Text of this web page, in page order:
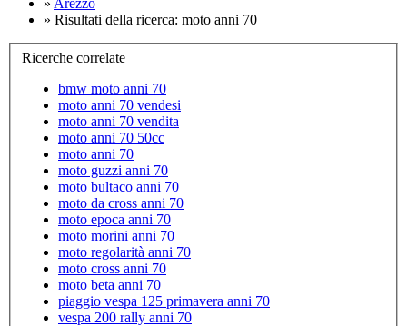
» Arezzo
» Risultati della ricerca: moto anni 70
Ricerche correlate
bmw moto anni 70
moto anni 70 vendesi
moto anni 70 vendita
moto anni 70 50cc
moto anni 70
moto guzzi anni 70
moto bultaco anni 70
moto da cross anni 70
moto epoca anni 70
moto morini anni 70
moto regolarità anni 70
moto cross anni 70
moto beta anni 70
piaggio vespa 125 primavera anni 70
vespa 200 rally anni 70